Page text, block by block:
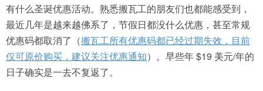
有什么圣诞优惠活动。熟悉搬瓦工的朋友们也都能感受到，
最近几年是越来越佛系了，节假日都没什么优惠，甚至常规
优惠码都取消了（搬瓦工所有优惠码都已经过期失效，目前
仅可原价购买，建议关注优惠通知）。早些年 $19 美元/年的
日子确实是一去不复返了。